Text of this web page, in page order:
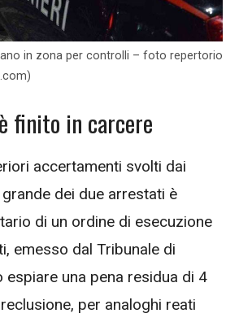
in zona per controlli – foto repertorio
finito in carcere
accertamenti svolti dai
dei due arrestati è
di un ordine di esecuzione
emesso dal Tribunale di
espiare una pena residua di 4
per analoghi reati